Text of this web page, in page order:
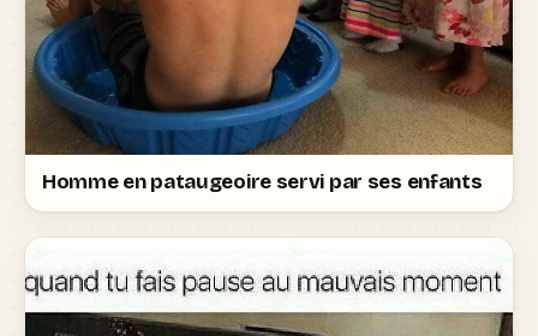
Homme en pataugeoire servi par ses enfants